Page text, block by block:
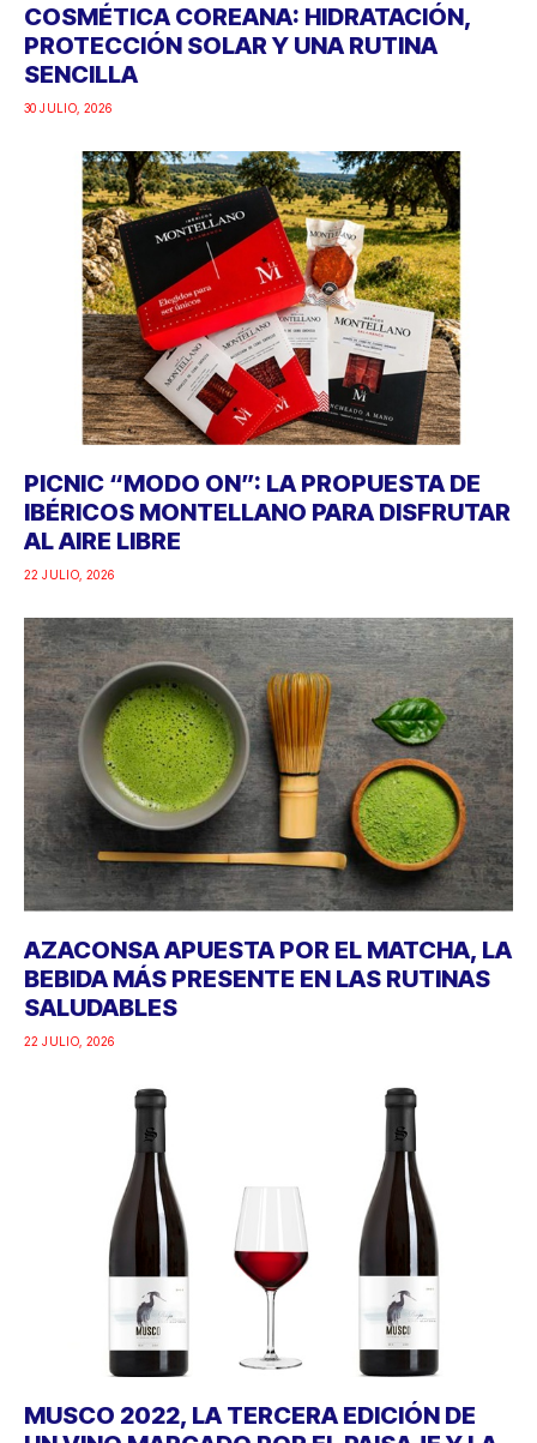
COSMÉTICA COREANA: HIDRATACIÓN,
PROTECCIÓN SOLAR Y UNA RUTINA
SENCILLA
30 JULIO, 2026
PICNIC “MODO ON”: LA PROPUESTA DE
IBÉRICOS MONTELLANO PARA DISFRUTAR
AL AIRE LIBRE
22 JULIO, 2026
AZACONSA APUESTA POR EL MATCHA, LA
BEBIDA MÁS PRESENTE EN LAS RUTINAS
SALUDABLES
22 JULIO, 2026
MUSCO 2022, LA TERCERA EDICIÓN DE